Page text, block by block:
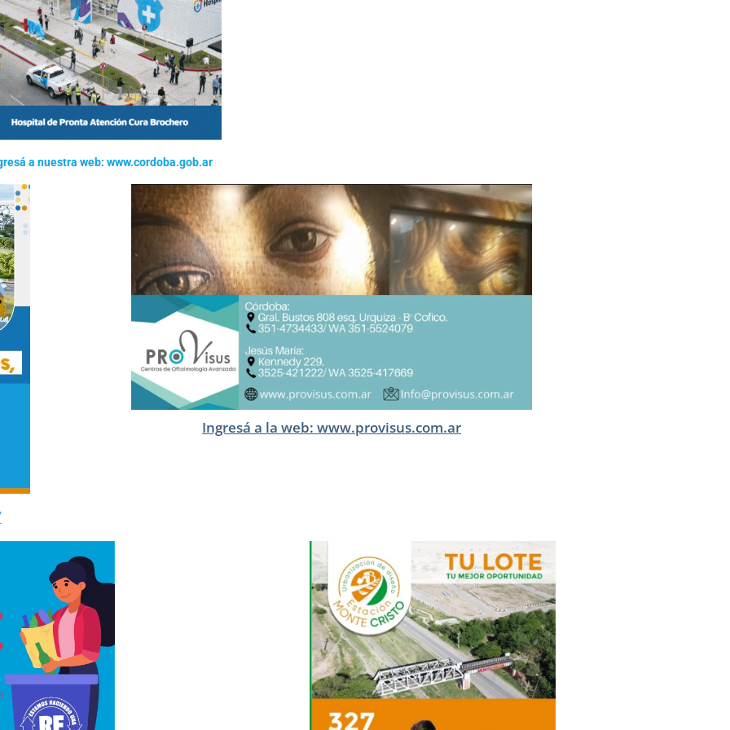
a nuestra web: www.cordoba.gob.ar
Ingresá a la web: www.provisus.com.ar